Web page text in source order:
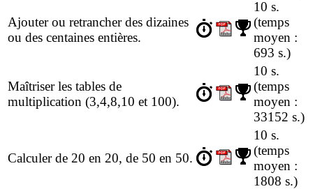
Ajouter ou retrancher des dizaines
ou des centaines entières.
10 s.
(temps
moyen :
693 s.)
Maîtriser les tables de
multiplication (3,4,8,10 et 100).
10 s.
(temps
moyen :
33152 s.)
Calculer de 20 en 20, de 50 en 50.
10 s.
(temps
moyen :
1808 s.)